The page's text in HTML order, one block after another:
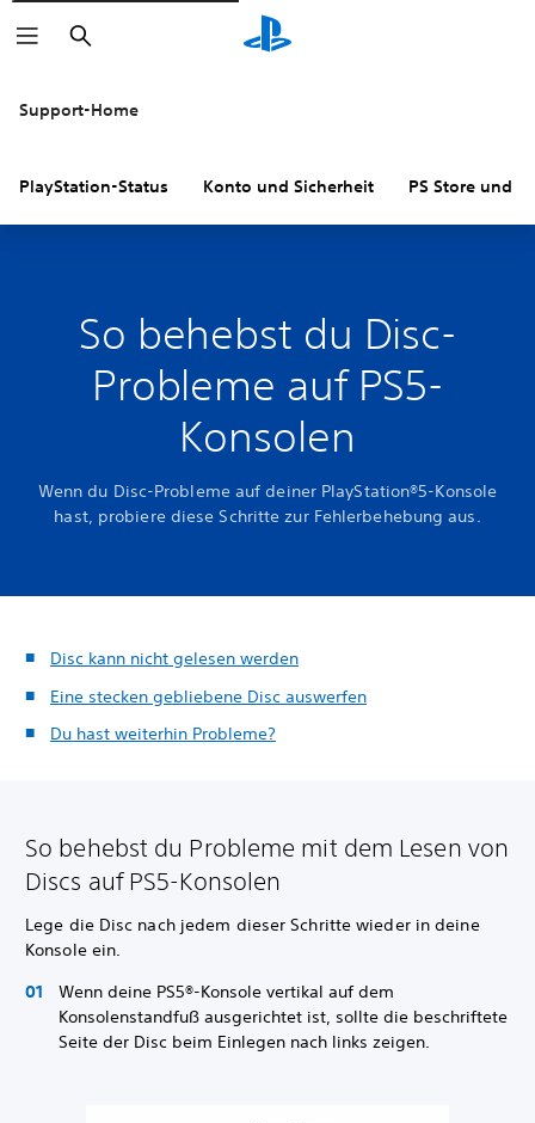
Suchen
Support-Home
PlayStation-Status Konto und Sicherheit PS Store und
So behebst du Disc-
Probleme auf PS5-
Konsolen
Wenn du Disc-Probleme auf deiner PlayStation®5-Konsole
hast, probiere diese Schritte zur Fehlerbehebung aus.
Disc kann nicht gelesen werden
Eine stecken gebliebene Disc auswerfen
Du hast weiterhin Probleme?
So behebst du Probleme mit dem Lesen von
Discs auf PS5-Konsolen
Lege die Disc nach jedem dieser Schritte wieder in deine
Konsole ein.
Wenn deine PS5®-Konsole vertikal auf dem
Konsolenstandfuß ausgerichtet ist, sollte die beschriftete
Seite der Disc beim Einlegen nach links zeigen.